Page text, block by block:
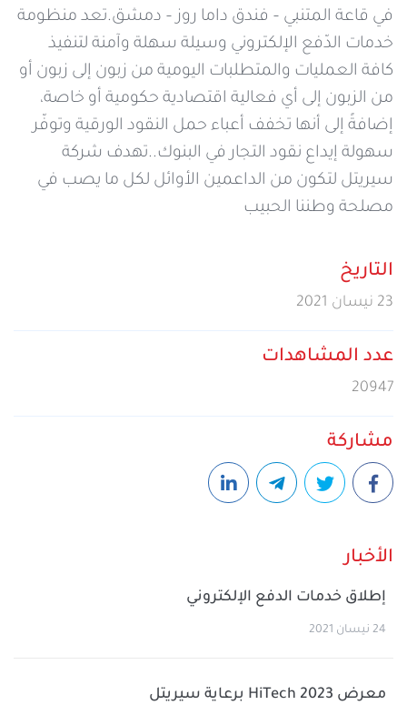
التاريخ
23 نيسان 2021
عدد المشاهدات
20947
مشاركة
الأخبار
إطلاق خدمات الدفع الإلكتروني
24 نيسان 2021
معرض HiTech 2023 برعاية سيريتل
في قاعة المتنبي – فندق داما روز – دمشق.تعد منظومة
خدمات الدّفع الإلكتروني وسيلة سهلة وآمنة لتنفيذ
كافة العمليات والمتطلبات اليومية من زبون إلى زبون أو
من الزبون إلى أي فعالية اقتصادية حكومية أو خاصة،
إضافةً إلى أنها تخفف أعباء حمل النقود الورقية وتوفّر
سهولة إيداع نقود التجار في البنوك..تهدف شركة
سيريتل لتكون من الداعمين الأوائل لكل ما يصب في
مصلحة وطننا الحبيب